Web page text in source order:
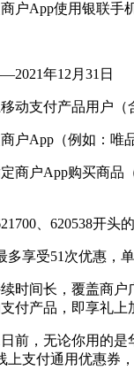
户App使用银联手
年12月31日
动支付产品用户（
户App（例如：唯
商户App购买商品
、620538开头
享受51次优惠，
时间长，覆盖商
付产品，即享礼上
前，无论你用的
上支付通用优惠券